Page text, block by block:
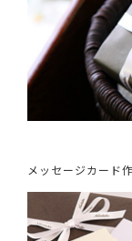
メッセージカード